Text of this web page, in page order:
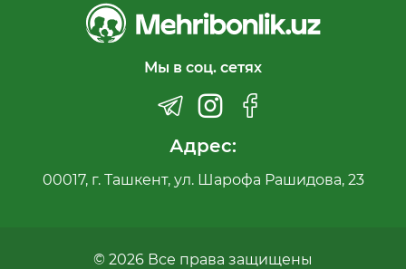
Мы в соц. сетях
Адрес:
00017, г. Ташкент, ул. Шарофа Рашидова, 23
© 2026 Все права защищены